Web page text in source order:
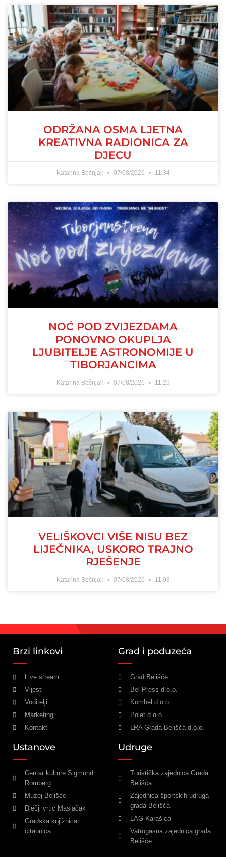
ODRŽANA OSMA LJETNA
KREATIVNA RADIONICA ZA
DJECU
Katarina Bošnjak 07/08/2026 11:34
NOĆ POD ZVIJEZDAMA
PONOVNO OKUPLJA
LJUBITELJE ASTRONOMIJE U
TIBORJANCIMA
Katarina Bošnjak 07/08/2026 11:29
VELIŠKOVCI VIŠE NISU BEZ
LIJEČNIKA, USKORO TRAJNO
RJEŠENJE
Katarina Bošnjak 07/08/2026 11:03
Brzi linkovi
Live stream
Vijesti
Voditelji
Marketing
Kontakt
Grad i poduzeća
Grad Belišće
Bel-Press d.o.o.
Kombel d.o.o.
Polet d.o.o.
LRA Grada Belišća d.o.o.
Ustanove
Centar kulture Sigmund
Romberg
Muzej Belišće
Dječji vrtić Maslačak
Gradska knjižnica i
čitaonica
Udruge
Turistička zajednica Grada
Belišća
Zajednica športskih udruga
grada Belišća
LAG Karašica
Vatrogasna zajednica grada
Belišće